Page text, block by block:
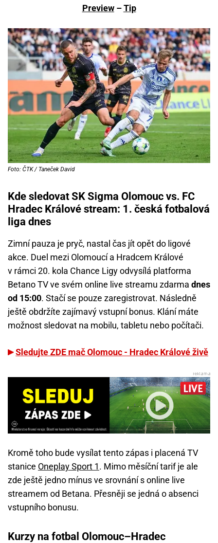
Preview–Tip
Foto: ČTK / Taneček David
Kde sledovat SK Sigma Olomouc vs. FC
Hradec Králové stream: 1. česká fotbalová
liga dnes
Zimní pauza je pryč, nastal čas jít opět do ligové
akce. Duel mezi Olomoucí a Hradcem Králové
v rámci 20. kola Chance Ligy odvysílá platforma
Betano TV ve svém online live streamu zdarma dnes
od 15:00. Stačí se pouze zaregistrovat. Následně
ještě obdržíte zajímavý vstupní bonus. Klání máte
možnost sledovat na mobilu, tabletu nebo počítači.
Sledujte ZDE mač Olomouc - Hradec Králové živě
Kromě toho bude vysílat tento zápas i placená TV
stanice Oneplay Sport 1. Mimo měsíční tarif je ale
zde ještě jedno mínus ve srovnání s online live
streamem od Betana. Přesněji se jedná o absenci
vstupního bonusu.
Kurzy na fotbal Olomouc–Hradec